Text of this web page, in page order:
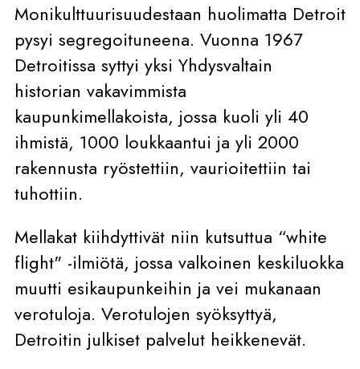
Monikulttuurisuudestaan huolimatta Detroit
pysyi segregoituneena. Vuonna 1967
Detroitissa syttyi yksi Yhdysvaltain
historian vakavimmista
kaupunkimellakoista, jossa kuoli yli 40
ihmistä, 1000 loukkaantui ja yli 2000
rakennusta ryöstettiin, vaurioitettiin tai
tuhottiin.
Mellakat kiihdyttivät niin kutsuttua “white
flight" -ilmiötä, jossa valkoinen keskiluokka
muutti esikaupunkeihin ja vei mukanaan
verotuloja. Verotulojen syöksyttyä,
Detroitin julkiset palvelut heikkenevät.